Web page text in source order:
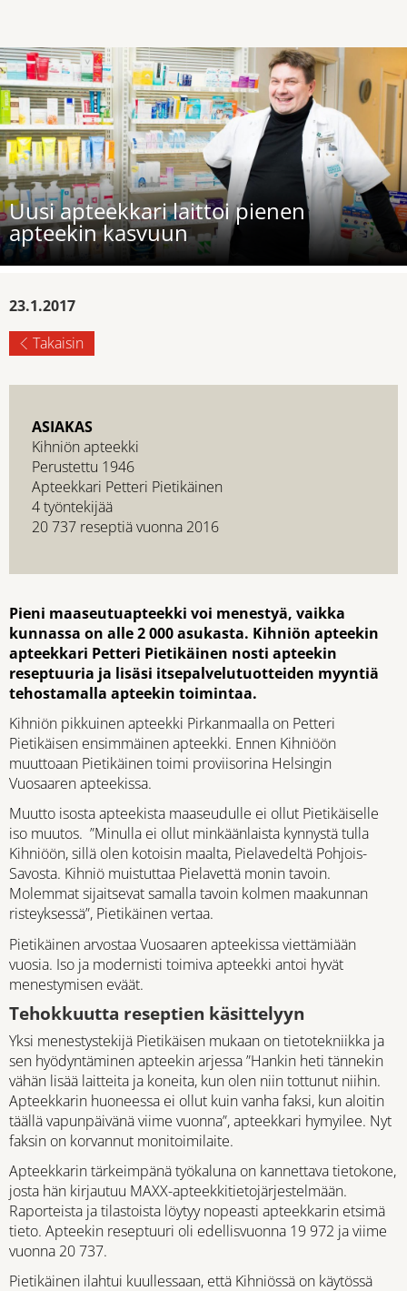
Uusi apteekkari laittoi pienen
apteekin kasvuun
23.1.2017
Takaisin
ASIAKAS
Kihniön apteekki
Perustettu 1946
Apteekkari Petteri Pietikäinen
4 työntekijää
20 737 reseptiä vuonna 2016
Pieni maaseutuapteekki voi menestyä, vaikka
kunnassa on alle 2 000 asukasta. Kihniön apteekin
apteekkari Petteri Pietikäinen nosti apteekin
reseptuuria ja lisäsi itsepalvelutuotteiden myyntiä
tehostamalla apteekin toimintaa.
Kihniön pikkuinen apteekki Pirkanmaalla on Petteri
Pietikäisen ensimmäinen apteekki. Ennen Kihniöön
muuttoaan Pietikäinen toimi proviisorina Helsingin
Vuosaaren apteekissa.
Muutto isosta apteekista maaseudulle ei ollut Pietikäiselle
iso muutos. ”Minulla ei ollut minkäänlaista kynnystä tulla
Kihniöön, sillä olen kotoisin maalta, Pielavedeltä Pohjois-
Savosta. Kihniö muistuttaa Pielavettä monin tavoin.
Molemmat sijaitsevat samalla tavoin kolmen maakunnan
risteyksessä”, Pietikäinen vertaa.
Pietikäinen arvostaa Vuosaaren apteekissa viettämiään
vuosia. Iso ja modernisti toimiva apteekki antoi hyvät
menestymisen eväät.
Tehokkuutta reseptien käsittelyyn
Yksi menestystekijä Pietikäisen mukaan on tietotekniikka ja
sen hyödyntäminen apteekin arjessa ”Hankin heti tännekin
vähän lisää laitteita ja koneita, kun olen niin tottunut niihin.
Apteekkarin huoneessa ei ollut kuin vanha faksi, kun aloitin
täällä vapunpäivänä viime vuonna”, apteekkari hymyilee. Nyt
faksin on korvannut monitoimilaite.
Apteekkarin tärkeimpänä työkaluna on kannettava tietokone,
josta hän kirjautuu MAXX-apteekkitietojärjestelmään.
Raporteista ja tilastoista löytyy nopeasti apteekkarin etsimä
tieto. Apteekin reseptuuri oli edellisvuonna 19 972 ja viime
vuonna 20 737.
Pietikäinen ilahtui kuullessaan, että Kihniössä on käytössä